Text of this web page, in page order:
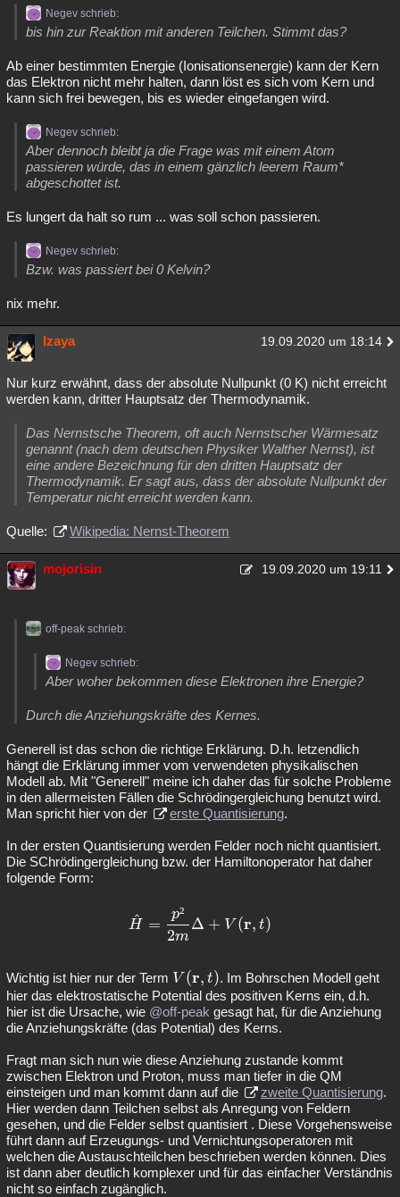
Negev schrieb:
bis hin zur Reaktion mit anderen Teilchen. Stimmt das?
Ab einer bestimmten Energie (Ionisationsenergie) kann der Kern
das Elektron nicht mehr halten, dann löst es sich vom Kern und
kann sich frei bewegen, bis es wieder eingefangen wird.
Negev schrieb:
Aber dennoch bleibt ja die Frage was mit einem Atom
passieren würde, das in einem gänzlich leerem Raum*
abgeschottet ist.
Es lungert da halt so rum ... was soll schon passieren.
Negev schrieb:
Bzw. was passiert bei 0 Kelvin?
nix mehr.
Izaya 19.09.2020 um 18:14
Nur kurz erwähnt, dass der absolute Nullpunkt (0 K) nicht erreicht
werden kann, dritter Hauptsatz der Thermodynamik.
Das Nernstsche Theorem, oft auch Nernstscher Wärmesatz
genannt (nach dem deutschen Physiker Walther Nernst), ist
eine andere Bezeichnung für den dritten Hauptsatz der
Thermodynamik. Er sagt aus, dass der absolute Nullpunkt der
Temperatur nicht erreicht werden kann.
Quelle: Wikipedia: Nernst-Theorem
mojorisin 19.09.2020 um 19:11
off-peak schrieb:
Negev schrieb:
Aber woher bekommen diese Elektronen ihre Energie?
Durch die Anziehungskräfte des Kernes.
Generell ist das schon die richtige Erklärung. D.h. letzendlich
hängt die Erklärung immer vom verwendeten physikalischen
Modell ab. Mit "Generell" meine ich daher das für solche Probleme
in den allermeisten Fällen die Schrödingergleichung benutzt wird.
Man spricht hier von der
erste Quantisierung.
In der ersten Quantisierung werden Felder noch nicht quantisiert.
Die SChrödingergleichung bzw. der Hamiltonoperator hat daher
folgende Form:
\hat{H} = \frac{p²}{2m}
H
^ =
2m
p²
Δ + V (r, t)
Wichtig ist hier nur der Term V
(
\
b
ol
d
{
r
},
t)
V (r, t). Im Bohrschen Modell geht
hier das elektrostatische Potential des positiven Kerns ein, d.h.
hier ist die Ursache, wie @off-peak gesagt hat, für die Anziehung
die Anziehungskräfte (das Potential) des Kerns.
Fragt man sich nun wie diese Anziehung zustande kommt
zwischen Elektron und Proton, muss man tiefer in die QM
einsteigen und man kommt dann auf die
zweite Quantisierung.
Hier werden dann Teilchen selbst als Anregung von Feldern
gesehen, und die Felder selbst quantisiert . Diese Vorgehensweise
führt dann auf Erzeugungs- und Vernichtungsoperatoren mit
welchen die Austauschteilchen beschrieben werden können. Dies
ist dann aber deutlich komplexer und für das einfacher Verständnis
nicht so einfach zugänglich.